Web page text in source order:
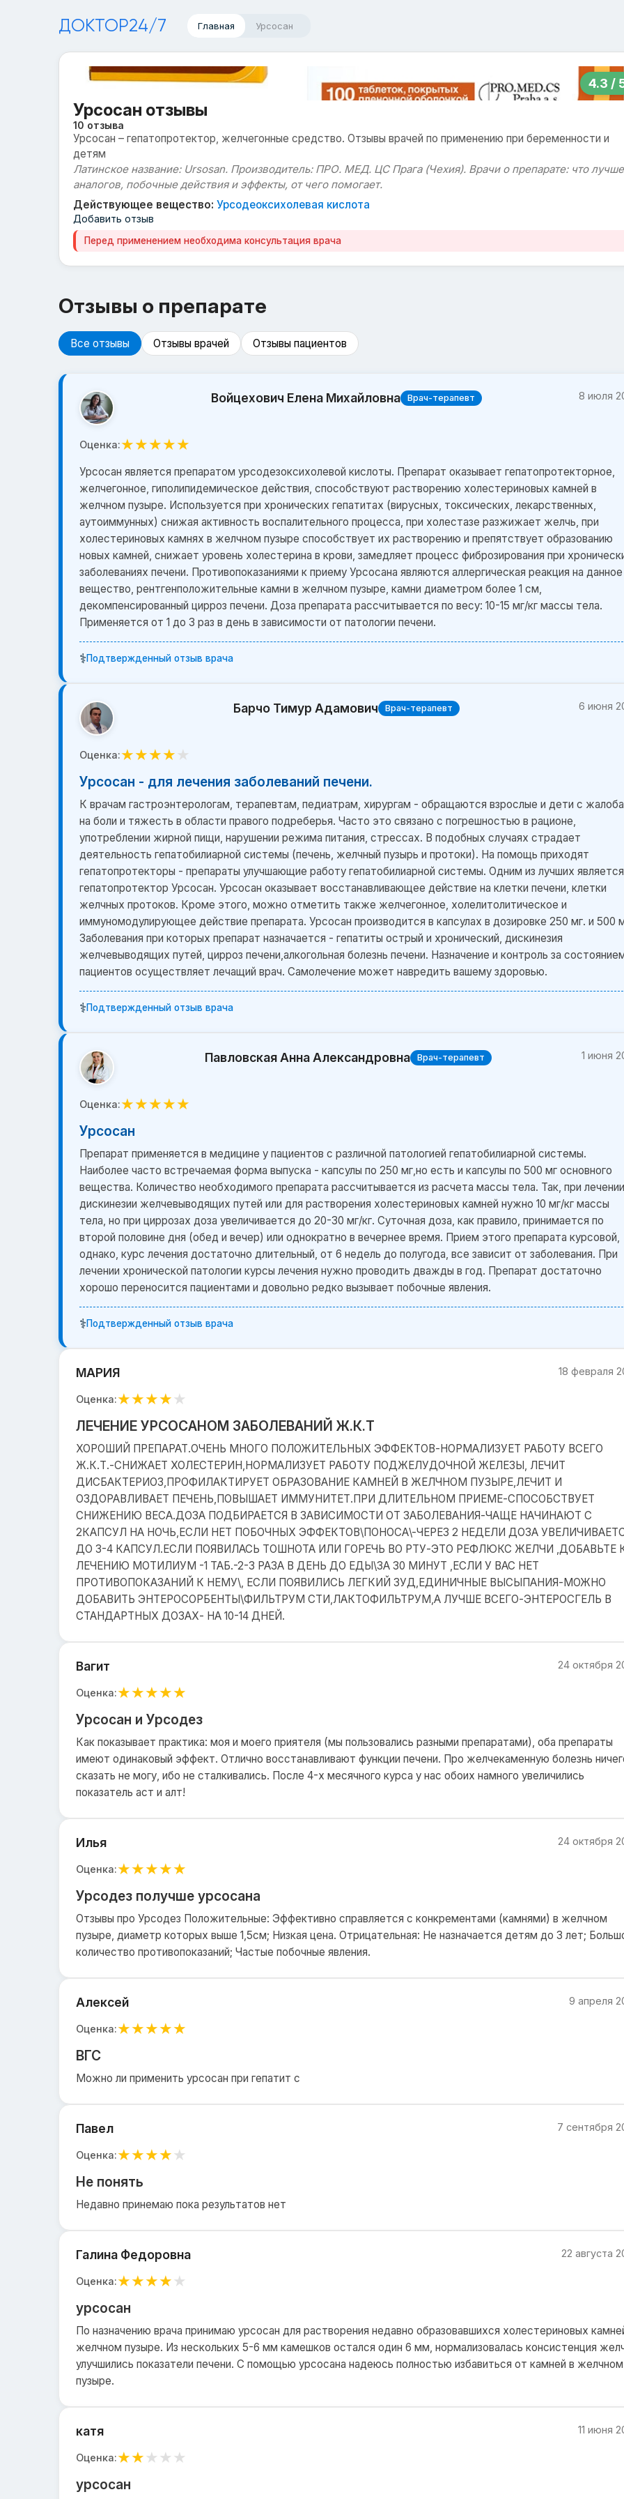
ДОКТОР24/7 Главная Урсосан
4.3 /
Урсосан отзывы
10 отзыва
Урсосан – гепатопротектор, желчегонные средство. Отзывы врачей по применению при беременности и
детям
Латинское название: Ursosan. Производитель: ПРО. МЕД. ЦС Прага (Чехия). Врачи о препарате: что
аналогов, побочные действия и эффекты, от чего помогает.
Действующее вещество: Урсодеоксихолевая кислота
Добавить отзыв
Перед применением необходима консультация врача
Отзывы о препарате
Все отзывы Отзывы врачей Отзывы пациентов
Войцехович Елена Михайловна Врач-терапевт 8 июля
Оценка:★★★★★
Урсосан является препаратом урсодезоксихолевой кислоты. Препарат оказывает гепатопротекторное,
желчегонное, гиполипидемическое действия, способствуют растворению холестериновых камней в
желчном пузыре. Используется при хронических гепатитах (вирусных, токсических, лекарственных,
аутоиммунных) снижая активность воспалительного процесса, при холестазе разжижает желчь, при
холестериновых камнях в желчном пузыре способствует их растворению и препятствует образованию
новых камней, снижает уровень холестерина в крови, замедляет процесс фиброзирования при
заболеваниях печени. Противопоказаниями к приему Урсосана являются аллергическая реакция на данное
вещество, рентгенположительные камни в желчном пузыре, камни диаметром более 1 см,
декомпенсированный цирроз печени. Доза препарата рассчитывается по весу: 10-15 мг/кг массы тела.
Применяется от 1 до 3 раз в день в зависимости от патологии печени.
⚕️Подтвержденный отзыв врача
Барчо Тимур Адамович Врач-терапевт 6 июня
Оценка:★★★★★
Урсосан - для лечения заболеваний печени.
К врачам гастроэнтерологам, терапевтам, педиатрам, хирургам - обращаются взрослые и дети с
на боли и тяжесть в области правого подреберья. Часто это связано с погрешностью в рационе,
употреблении жирной пищи, нарушении режима питания, стрессах. В подобных случаях страдает
деятельность гепатобилиарной системы (печень, желчный пузырь и протоки). На помощь приходят
гепатопротекторы - препараты улучшающие работу гепатобилиарной системы. Одним из лучших является
гепатопротектор Урсосан. Урсосан оказывает восстанавливающее действие на клетки печени, клетки
желчных протоков. Кроме этого, можно отметить также желчегонное, холелитолитическое и
иммуномодулирующее действие препарата. Урсосан производится в капсулах в дозировке 250 мг. и 500
Заболевания при которых препарат назначается - гепатиты острый и хронический, дискинезия
желчевыводящих путей, цирроз печени,алкогольная болезнь печени. Назначение и контроль за
пациентов осуществляет лечащий врач. Самолечение может навредить вашему здоровью.
⚕️Подтвержденный отзыв врача
Павловская Анна Александровна Врач-терапевт 1 июня
Оценка:★★★★★
Урсосан
Препарат применяется в медицине у пациентов с различной патологией гепатобилиарной системы.
Наиболее часто встречаемая форма выпуска - капсулы по 250 мг,но есть и капсулы по 500 мг основного
вещества. Количество необходимого препарата рассчитывается из расчета массы тела. Так, при лечении
дискинезии желчевыводящих путей или для растворения холестериновых камней нужно 10 мг/кг массы
тела, но при циррозах доза увеличивается до 20-30 мг/кг. Суточная доза, как правило, принимается по
второй половине дня (обед и вечер) или однократно в вечернее время. Прием этого препарата курсовой,
однако, курс лечения достаточно длительный, от 6 недель до полугода, все зависит от заболевания. При
лечении хронической патологии курсы лечения нужно проводить дважды в год. Препарат достаточно
хорошо переносится пациентами и довольно редко вызывает побочные явления.
⚕️Подтвержденный отзыв врача
МАРИЯ 18 февраля
Оценка:★★★★★
ЛЕЧЕНИЕ УРСОСАНОМ ЗАБОЛЕВАНИЙ Ж.К.Т
ХОРОШИЙ ПРЕПАРАТ.ОЧЕНЬ МНОГО ПОЛОЖИТЕЛЬНЫХ ЭФФЕКТОВ-НОРМАЛИЗУЕТ РАБОТУ ВСЕГО
Ж.К.Т.-СНИЖАЕТ ХОЛЕСТЕРИН,НОРМАЛИЗУЕТ РАБОТУ ПОДЖЕЛУДОЧНОЙ ЖЕЛЕЗЫ, ЛЕЧИТ
ДИСБАКТЕРИОЗ,ПРОФИЛАКТИРУЕТ ОБРАЗОВАНИЕ КАМНЕЙ В ЖЕЛЧНОМ ПУЗЫРЕ,ЛЕЧИТ И
ОЗДОРАВЛИВАЕТ ПЕЧЕНЬ,ПОВЫШАЕТ ИММУНИТЕТ.ПРИ ДЛИТЕЛЬНОМ ПРИЕМЕ-СПОСОБСТВУЕТ
СНИЖЕНИЮ ВЕСА.ДОЗА ПОДБИРАЕТСЯ В ЗАВИСИМОСТИ ОТ ЗАБОЛЕВАНИЯ-ЧАЩЕ НАЧИНАЮТ С
2КАПСУЛ НА НОЧЬ,ЕСЛИ НЕТ ПОБОЧНЫХ ЭФФЕКТОВ\ПОНОСА\-ЧЕРЕЗ 2 НЕДЕЛИ ДОЗА
ДО 3-4 КАПСУЛ.ЕСЛИ ПОЯВИЛАСЬ ТОШНОТА ИЛИ ГОРЕЧЬ ВО РТУ-ЭТО РЕФЛЮКС ЖЕЛЧИ ,ДОБАВЬТЕ
ЛЕЧЕНИЮ МОТИЛИУМ -1 ТАБ.-2-3 РАЗА В ДЕНЬ ДО ЕДЫ\ЗА 30 МИНУТ ,ЕСЛИ У ВАС НЕТ
ПРОТИВОПОКАЗАНИЙ К НЕМУ\, ЕСЛИ ПОЯВИЛИСЬ ЛЕГКИЙ ЗУД,ЕДИНИЧНЫЕ ВЫСЫПАНИЯ-МОЖНО
ДОБАВИТЬ ЭНТЕРОСОРБЕНТЫ\ФИЛЬТРУМ СТИ,ЛАКТОФИЛЬТРУМ,А ЛУЧШЕ ВСЕГО-ЭНТЕРОСГЕЛЬ В
СТАНДАРТНЫХ ДОЗАХ- НА 10-14 ДНЕЙ.
Вагит 24 октября
Оценка:★★★★★
Урсосан и Урсодез
Как показывает практика: моя и моего приятеля (мы пользовались разными препаратами), оба препараты
имеют одинаковый эффект. Отлично восстанавливают функции печени. Про желчекаменную болезнь
сказать не могу, ибо не сталкивались. После 4-х месячного курса у нас обоих намного увеличились
показатель аст и алт!
Илья 24 октября
Оценка:★★★★★
Урсодез получше урсосана
Отзывы про Урсодез Положительные: Эффективно справляется с конкрементами (камнями) в желчном
пузыре, диаметр которых выше 1,5см; Низкая цена. Отрицательная: Не назначается детям до 3 лет;
количество противопоказаний; Частые побочные явления.
Алексей 9 апреля
Оценка:★★★★★
ВГС
Можно ли применить урсосан при гепатит с
Павел 7 сентября
Оценка:★★★★★
Не понять
Недавно принемаю пока результатов нет
Галина Федоровна 22 августа
Оценка:★★★★★
урсосан
По назначению врача принимаю урсосан для растворения недавно образовавшихся холестериновых
желчном пузыре. Из нескольких 5-6 мм камешков остался один 6 мм, нормализовалась консистенция
улучшились показатели печени. С помощью урсосана надеюсь полностью избавиться от камней в желчном
пузыре.
катя 11 июня
Оценка:★★★ ★ ★
урсосан